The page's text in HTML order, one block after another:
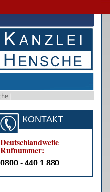
KONTAKT
Deutschlandweite
Rufnummer:
0800 - 440 1 880